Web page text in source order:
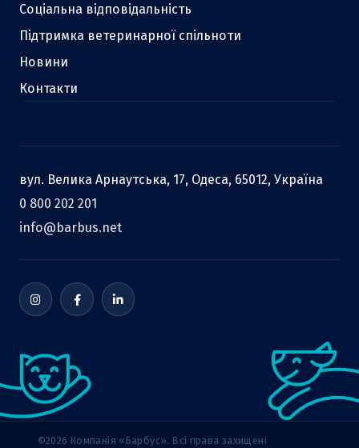
Соціальна відповідальність
Підтримка ветеринарної спільноти
Новини
Контакти
вул. Велика Арнаутська, 17, Одеса, 65012, Україна
0 800 202 201
info@barbus.net
©2026 Компанія «Барбус». Всі права захищені